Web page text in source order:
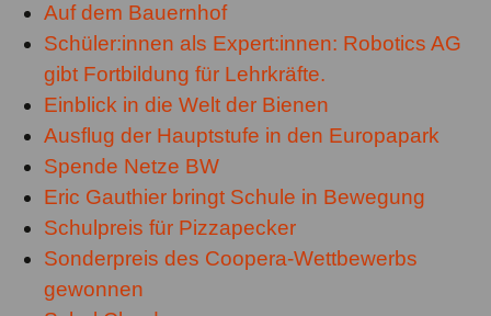
Auf dem Bauernhof
Schüler:innen als Expert:innen: Robotics AG
gibt Fortbildung für Lehrkräfte.
Einblick in die Welt der Bienen
Ausflug der Hauptstufe in den Europapark
Spende Netze BW
Eric Gauthier bringt Schule in Bewegung
Schulpreis für Pizzapecker
Sonderpreis des Coopera-Wettbewerbs
gewonnen